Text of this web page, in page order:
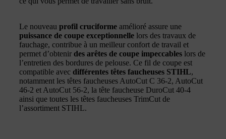
Le nouveau profil cruciforme amélioré assure une
puissance de coupe exceptionnelle lors des travaux de
fauchage, contribue à un meilleur confort de travail et
permet d’obtenir des arêtes de coupe impeccables lors de
l’entretien des bordures de pelouse. Ce fil de coupe est
compatible avec différentes têtes faucheuses STIHL,
notamment les têtes faucheuses AutoCut C 36-2, AutoCut
46-2 et AutoCut 56-2, la tête faucheuse DuroCut 40-4
ainsi que toutes les têtes faucheuses TrimCut de
l’assortiment STIHL.